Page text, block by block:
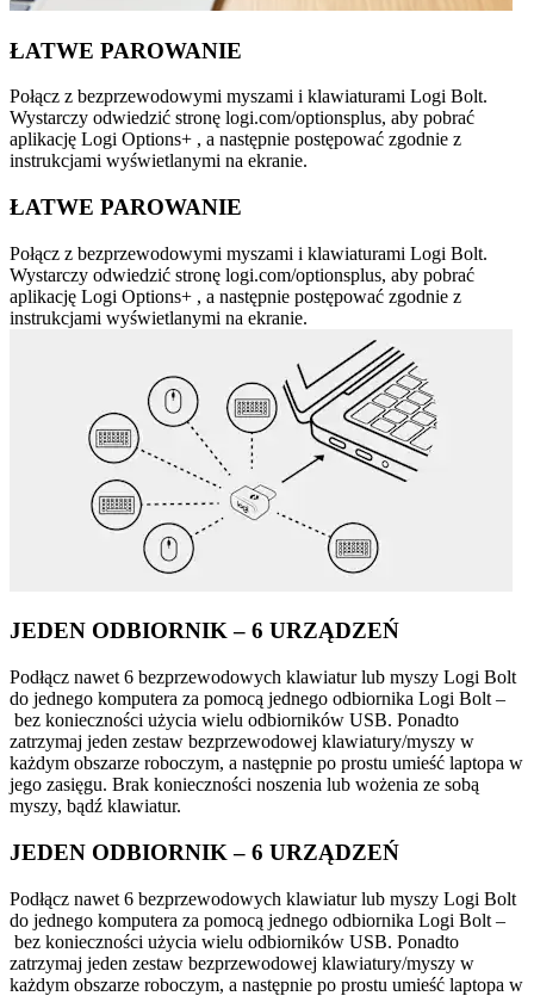
ŁATWE PAROWANIE
Połącz z bezprzewodowymi myszami i klawiaturami Logi Bolt.
Wystarczy odwiedzić stronę logi.com/optionsplus, aby pobrać
aplikację Logi Options+ , a następnie postępować zgodnie z
instrukcjami wyświetlanymi na ekranie.
ŁATWE PAROWANIE
Połącz z bezprzewodowymi myszami i klawiaturami Logi Bolt.
Wystarczy odwiedzić stronę logi.com/optionsplus, aby pobrać
aplikację Logi Options+ , a następnie postępować zgodnie z
instrukcjami wyświetlanymi na ekranie.
JEDEN ODBIORNIK – 6 URZĄDZEŃ
Podłącz nawet 6 bezprzewodowych klawiatur lub myszy Logi Bolt
do jednego komputera za pomocą jednego odbiornika Logi Bolt –
bez konieczności użycia wielu odbiorników USB. Ponadto
zatrzymaj jeden zestaw bezprzewodowej klawiatury/myszy w
każdym obszarze roboczym, a następnie po prostu umieść laptopa w
jego zasięgu. Brak konieczności noszenia lub wożenia ze sobą
myszy, bądź klawiatur.
JEDEN ODBIORNIK – 6 URZĄDZEŃ
Podłącz nawet 6 bezprzewodowych klawiatur lub myszy Logi Bolt
do jednego komputera za pomocą jednego odbiornika Logi Bolt –
bez konieczności użycia wielu odbiorników USB. Ponadto
zatrzymaj jeden zestaw bezprzewodowej klawiatury/myszy w
każdym obszarze roboczym, a następnie po prostu umieść laptopa w